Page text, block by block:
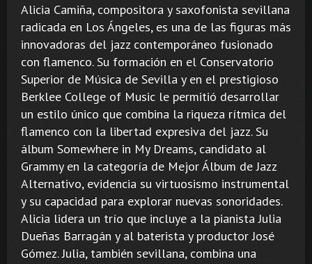
Alicia Camiña, compositora y saxofonista sevillana
radicada en Los Ángeles, es una de las figuras más
innovadoras del jazz contemporáneo fusionado
con flamenco. Su formación en el Conservatorio
Superior de Música de Sevilla y en el prestigioso
Berklee College of Music le permitió desarrollar
un estilo único que combina la riqueza rítmica del
flamenco con la libertad expresiva del jazz. Su
álbum Somewhere in My Dreams, candidato al
Grammy en la categoría de Mejor Álbum de Jazz
Alternativo, evidencia su virtuosismo instrumental
y su capacidad para explorar nuevas sonoridades.
Alicia lidera un trío que incluye a la pianista Julia
Dueñas Barragán y al baterista y productor José
Gómez. Julia, también sevillana, combina una